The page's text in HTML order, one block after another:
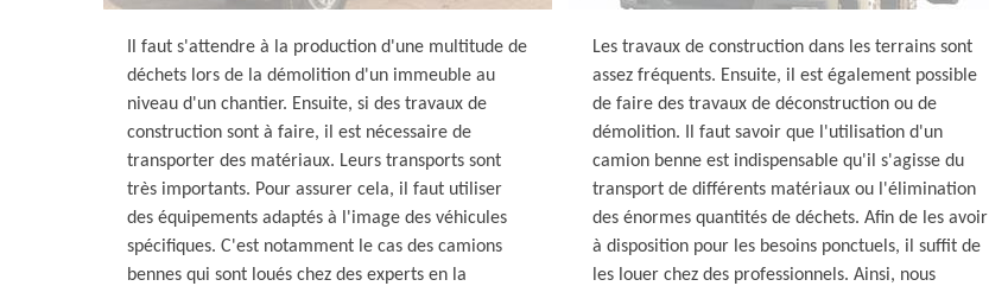
Il faut s'attendre à la production d'une multitude de
déchets lors de la démolition d'un immeuble au
niveau d'un chantier. Ensuite, si des travaux de
construction sont à faire, il est nécessaire de
transporter des matériaux. Leurs transports sont
très importants. Pour assurer cela, il faut utiliser
des équipements adaptés à l'image des véhicules
spécifiques. C'est notamment le cas des camions
bennes qui sont loués chez des experts en la
Les travaux de construction dans les terrains sont
assez fréquents. Ensuite, il est également possible
de faire des travaux de déconstruction ou de
démolition. Il faut savoir que l'utilisation d'un
camion benne est indispensable qu'il s'agisse du
transport de différents matériaux ou l'élimination
des énormes quantités de déchets. Afin de les avoir
à disposition pour les besoins ponctuels, il suffit de
les louer chez des professionnels. Ainsi, nous